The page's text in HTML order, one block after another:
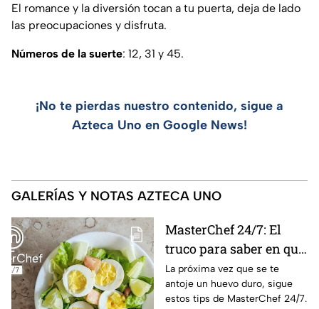
El romance y la diversión tocan a tu puerta, deja de lado
las preocupaciones y disfruta.
Números de la suerte: 12, 31 y 45.
¡No te pierdas nuestro contenido, sigue a
Azteca Uno en Google News!
GALERÍAS Y NOTAS AZTECA UNO
MasterChef 24/7: El
truco para saber en qué
momento está listo un
huevo cocido
La próxima vez que se te
antoje un huevo duro, sigue
estos tips de MasterChef 24/7.